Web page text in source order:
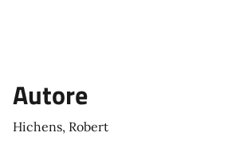
Autore
Hichens, Robert